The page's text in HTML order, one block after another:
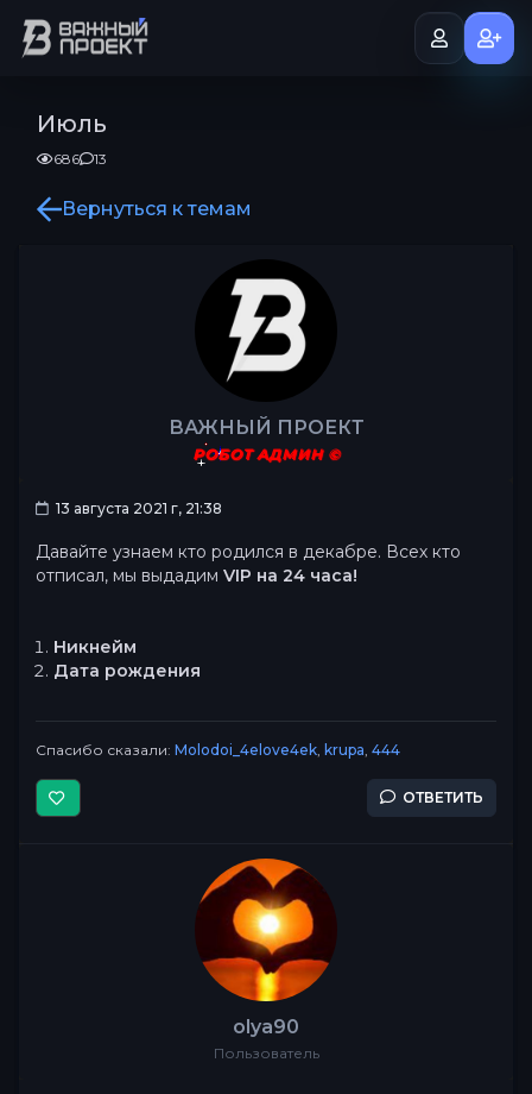
Июль
686 13
Вернуться к темам
ВАЖНЫЙ ПРОЕКТ
РОБОТ АДМИН ©
13 августа 2021 г, 21:38
Давайте узнаем кто родился в декабре. Всех кто
отписал, мы выдадим VIP на 24 часа!
Никнейм
Дата рождения
Спасибо сказали: Molodoi_4elove4ek, krupa, 444
ОТВЕТИТЬ
olya90
Пользователь